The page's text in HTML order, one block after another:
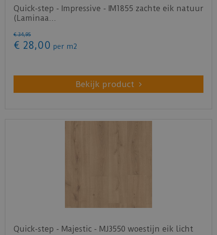
Quick-step - Impressive - IM1855 zachte eik natuur
(Laminaa…
€ 34,95
€ 28,00 per m2
Bekijk product
Quick-step - Majestic - MJ3550 woestijn eik licht